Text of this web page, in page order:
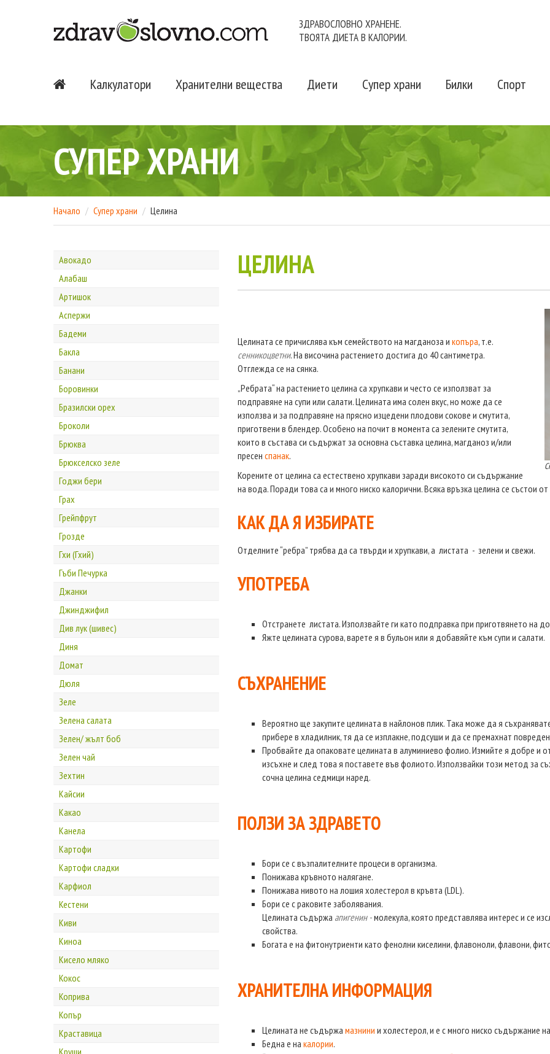
ЗДРАВОСЛОВНО ХРАНЕНЕ.
ТВОЯТА ДИЕТА В КАЛОРИИ.
Калкулатори Хранителни вещества Диети Супер храни Билки Спорт
СУПЕР ХРАНИ
Начало Супер храни Целина
Авокадо
Алабаш
Артишок
Аспержи
Бадеми
Бакла
Банани
Боровинки
Бразилски орех
Броколи
Брюква
Брюкселско зеле
Годжи бери
Грах
Грейпфрут
Грозде
Гхи (Гхий)
Гъби Печурка
Джанки
Джинджифил
Див лук (шивес)
Диня
Домат
Дюля
Зеле
Зелена салата
Зелен/ жълт боб
Зелен чай
Зехтин
Кайсии
Какао
Канела
Картофи
Картофи сладки
Карфиол
Кестени
Киви
Киноа
Кисело мляко
Кокос
Коприва
Копър
Краставица
Круши
ЦЕЛИНА
Целината се причислява към семейството на магданоза и копъра, т.е.
сенникоцветни. На височина растението достига до 40 сантиметра.
Отглежда се на сянка.
„Ребрата“ на растението целина са хрупкави и често се използват за
подправяне на супи или салати. Целината има солен вкус, но може да се
използва и за подправяне на прясно изцедени плодови сокове и смутита,
приготвени в блендер. Особено на почит в момента са зелените смутита,
които в състава си съдържат за основна съставка целина, магданоз и/или
пресен спанак.
Корените от целина са естествено хрупкави заради високото си съдържание
на вода. Поради това са и много ниско калорични. Всяка връзка целина се състои
КАК ДА Я ИЗБИРАТЕ
Отделните “ребра” трябва да са твърди и хрупкави, а листата - зелени и свежи.
УПОТРЕБА
Отстранете листата. Използвайте ги като подправка при приготвянето на
Яжте целината сурова, варете я в бульон или я добавяйте към супи и салати.
СЪХРАНЕНИЕ
Вероятно ще закупите целината в найлонов плик. Така може да я
прибере в хладилник, тя да се изплакне, подсуши и да се премахнат
Пробвайте да опаковате целината в алуминиево фолио. Измийте я добре и
изсъхне и след това я поставете във фолиото. Използвайки този метод за
сочна целина седмици наред.
ПОЛЗИ ЗА ЗДРАВЕТО
Бори се с възпалителните процеси в организма.
Понижава кръвното налягане.
Понижава нивото на лошия холестерол в кръвта (LDL).
Бори се с раковите заболявания.
Целината съдържа апигенин -молекула, която представлява интерес и се
свойства.
Богата е на фитонутриенти като фенолни киселини, флавоноли, флавони,
ХРАНИТЕЛНА ИНФОРМАЦИЯ
Целината не съдържа мазнини и холестерол, и е с много ниско съдържание
Бедна е на калории.